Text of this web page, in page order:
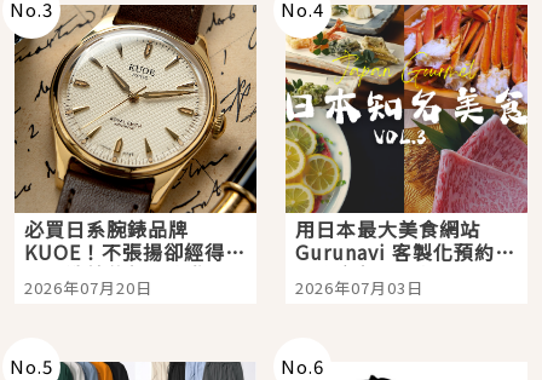
No.3
必買日系腕錶品牌
KUOE！不張揚卻經得起
時間洗鍊的經典之作五
選
2026年07月20日
No.4
用日本最大美食網站
Gurunavi 客製化預約九
大都市餐廳，打造專屬
美食體驗！
2026年07月03日
No.5 No.6